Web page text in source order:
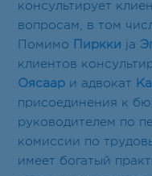
консультирует
вопросам, в том
Помимо
Пиркки ja
клиентов
Оясаар и адвокат
присоединения к
руководителем по
комиссии по
имеет богатый